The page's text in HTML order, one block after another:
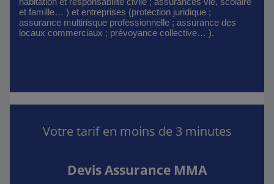
et famille… ) et entreprises (protection juridique ;
assurance multirisque professionnelle ; assurance des
locaux commerciaux ; prévoyance collective… ).
Votre tarif en moins de 3 minutes
Devis Assurance MMA